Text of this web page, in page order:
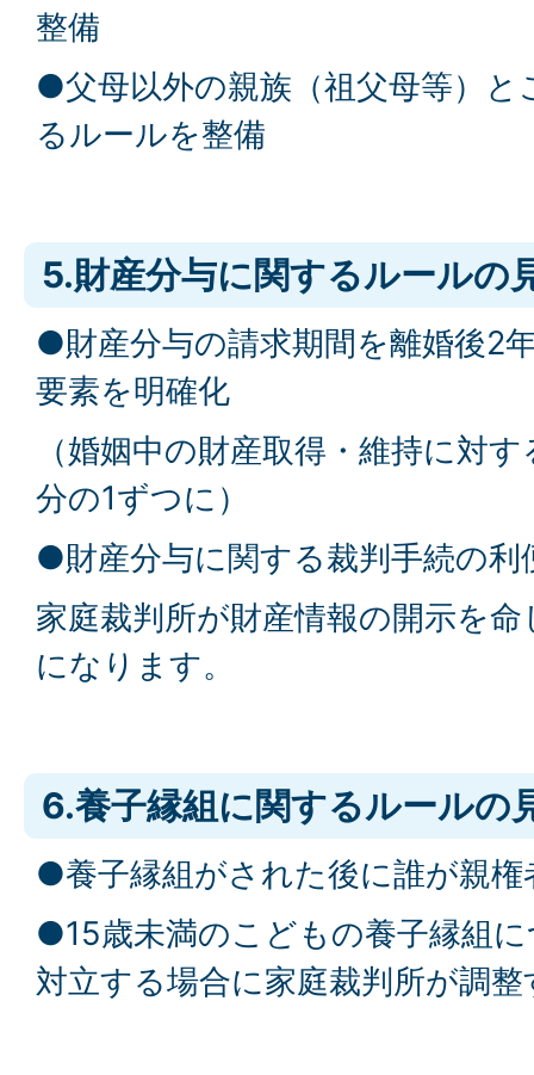
整備
●父母以外の親族（祖父母等）と
るルールを整備
5.財産分与に関するルールの
●財産分与の請求期間を離婚後2
要素を明確化
（婚姻中の財産取得・維持に対
分の1ずつに）
●財産分与に関する裁判手続の利
家庭裁判所が財産情報の開示を
になります。
6.養子縁組に関するルールの
●養子縁組がされた後に誰が親
●15歳未満のこどもの養子縁組
対立する場合に家庭裁判所が調